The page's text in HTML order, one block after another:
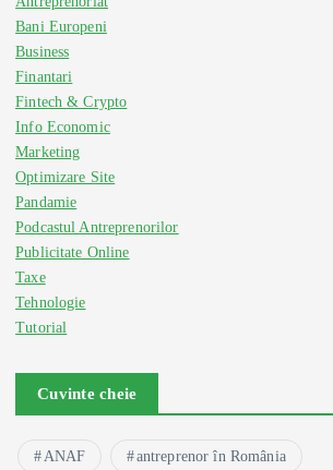
Bani Europeni
Business
Finantari
Fintech & Crypto
Info Economic
Marketing
Optimizare Site
Pandamie
Podcastul Antreprenorilor
Publicitate Online
Taxe
Tehnologie
Tutorial
Cuvinte cheie
ANAF antreprenor în România